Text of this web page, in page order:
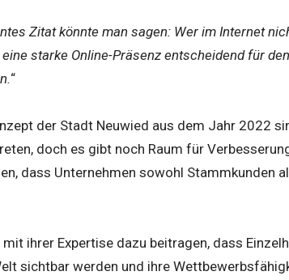
Zitat könnte man sagen: Wer im Internet
starke Online-Präsenz entscheidend für
“
der Stadt Neuwied aus dem Jahr 2022
doch es gibt noch Raum für
dass Unternehmen sowohl Stammkunden
ihrer Expertise dazu beitragen, dass
sichtbar werden und ihre